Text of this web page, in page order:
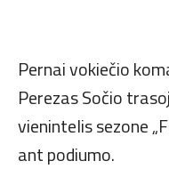
Pernai vokiečio
Perezas Sočio
vienintelis sezone
ant podiumo.